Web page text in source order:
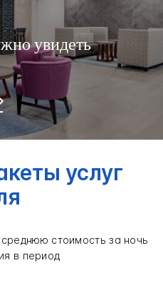
увидеть
услуг
стоимость за ночь
в период